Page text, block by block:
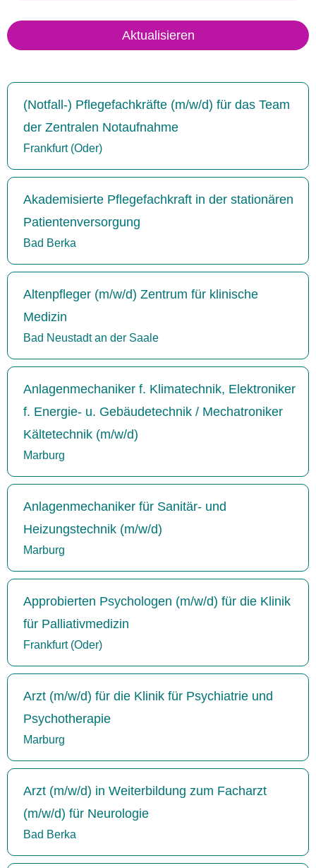
Aktualisieren
(Notfall-) Pflegefachkräfte (m/w/d) für das Team
der Zentralen Notaufnahme
Frankfurt (Oder)
Akademisierte Pflegefachkraft in der stationären
Patientenversorgung
Bad Berka
Altenpfleger (m/w/d) Zentrum für klinische
Medizin
Bad Neustadt an der Saale
Anlagenmechaniker f. Klimatechnik, Elektroniker
f. Energie- u. Gebäudetechnik / Mechatroniker
Kältetechnik (m/w/d)
Marburg
Anlagenmechaniker für Sanitär- und
Heizungstechnik (m/w/d)
Marburg
Approbierten Psychologen (m/w/d) für die Klinik
für Palliativmedizin
Frankfurt (Oder)
Arzt (m/w/d) für die Klinik für Psychiatrie und
Psychotherapie
Marburg
Arzt (m/w/d) in Weiterbildung zum Facharzt
(m/w/d) für Neurologie
Bad Berka